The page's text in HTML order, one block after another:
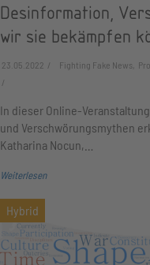
Desinformation,
wir sie bekämpfen
23.05.2022 Fighting Fake News,
In dieser Online-
und Verschwörungsmythen
Katharina Nocun,…
Weiterlesen